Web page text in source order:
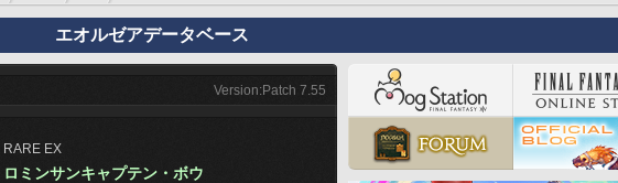
エオルゼアデータベース
Version:Patch 7.55
RARE EX
ロミンサンキャプテン・ボウ